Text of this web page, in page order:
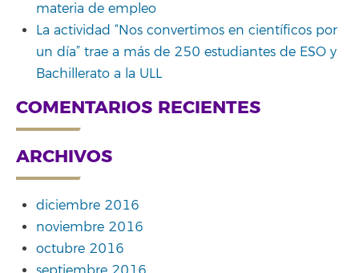
materia de empleo
La actividad “Nos convertimos en científicos por
un día” trae a más de 250 estudiantes de ESO y
Bachillerato a la ULL
COMENTARIOS RECIENTES
ARCHIVOS
diciembre 2016
noviembre 2016
octubre 2016